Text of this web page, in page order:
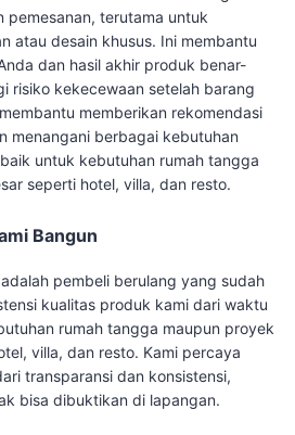
pemesanan, terutama untuk
atau desain khusus. Ini membantu
dan hasil akhir produk benar-
risiko kekecewaan setelah barang
memberikan rekomendasi
menangani berbagai kebutuhan
untuk kebutuhan rumah tangga
seperti hotel, villa, dan resto.
Bangun
pembeli berulang yang sudah
kualitas produk kami dari waktu
rumah tangga maupun proyek
villa, dan resto. Kami percaya
transparansi dan konsistensi,
bisa dibuktikan di lapangan.